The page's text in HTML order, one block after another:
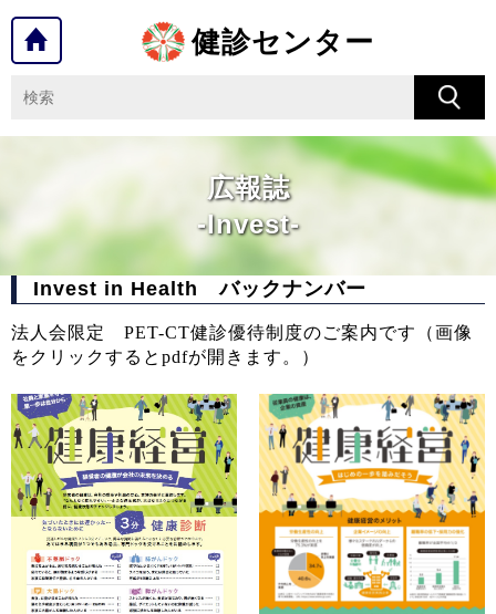
健診センター
広報誌
-Invest-
Invest in Health バックナンバー
法人会限定 PET-CT健診優待制度のご案内です（画像
をクリックするとpdfが開きます。）